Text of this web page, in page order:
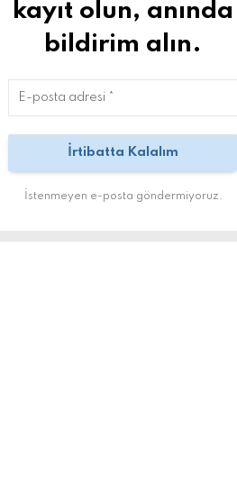
kayıt olun, anında
bildirim alın.
İstenmeyen e-posta göndermiyoruz.